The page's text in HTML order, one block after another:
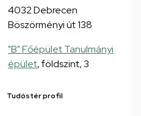
4032 Debrecen
Böszörményi út 138
"B" Főépület Tanulmányi
épület, földszint, 3
Tudóstér profil